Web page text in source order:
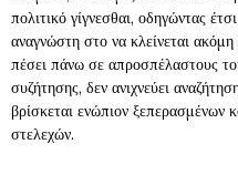
πολιτικό γίγνεσθαι, οδηγώντας
αναγνώστη στο να κλείνεται
πέσει πάνω σε απροσπέλαστους
συζήτησης, δεν ανιχνεύει
βρίσκεται ενώπιον ξεπερασμένων
στελεχών.